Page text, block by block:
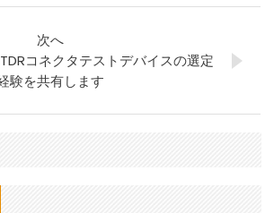
次へ
コネクタテストデバイスの選定
験を共有します